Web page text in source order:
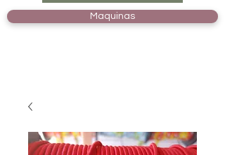
Maquinas